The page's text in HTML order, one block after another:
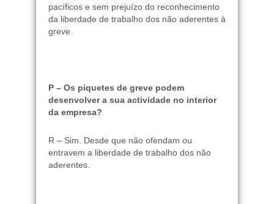
pacíficos e sem prejuízo do reconhecimento
da liberdade de trabalho dos não aderentes à
greve
P – Os piquetes de greve podem
desenvolver a sua actividade no interior
da empresa?
R – Sim. Desde que não ofendam ou
entravem a liberdade de trabalho dos não
aderentes.